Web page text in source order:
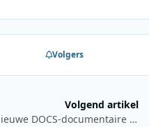
Volgers
Volgend artikel
Nieuwe DOCS-documentaire over de rituelen van de Asmat in West Papoea